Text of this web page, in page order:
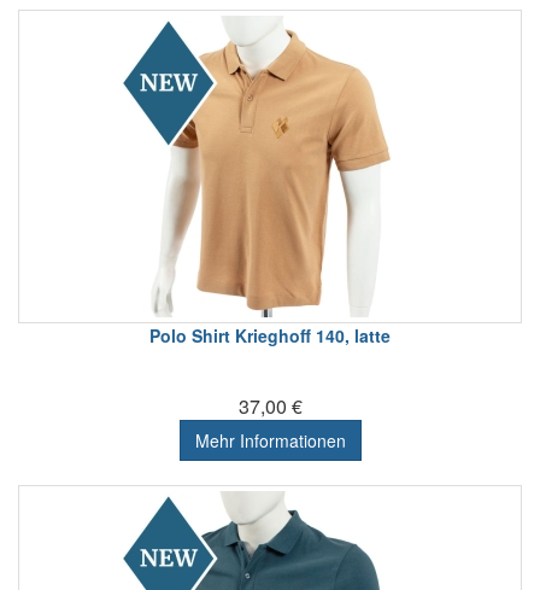
Polo Shirt Krieghoff 140, latte
37,00 €
Mehr Informationen